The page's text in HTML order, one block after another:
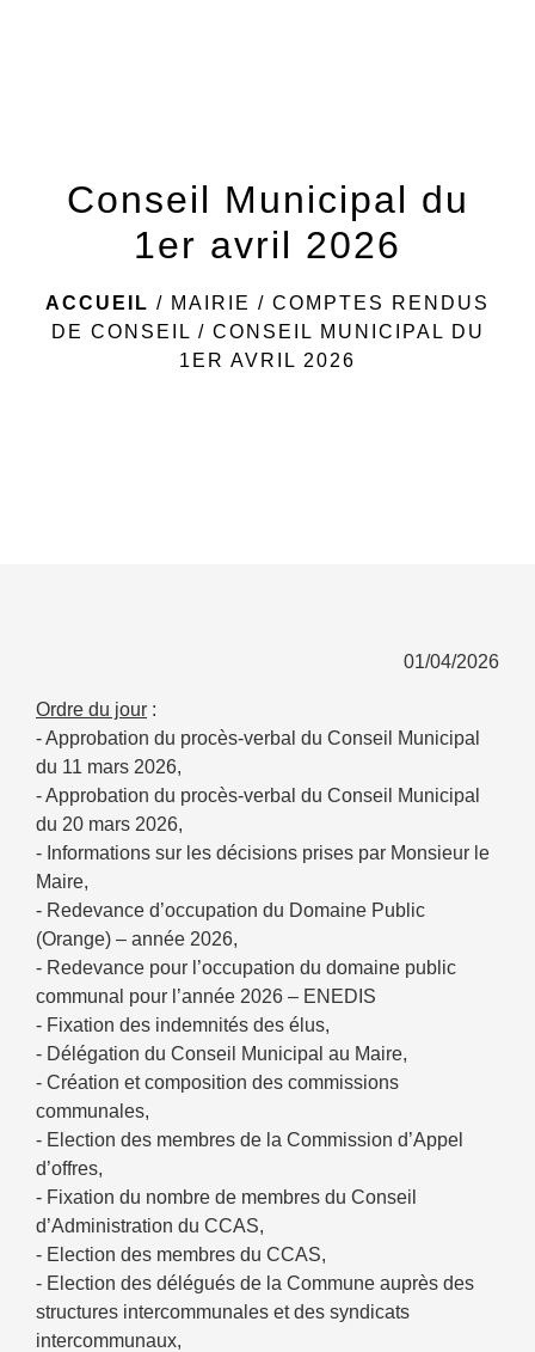
Conseil Municipal du
1er avril 2026
ACCUEIL / MAIRIE / COMPTES RENDUS
DE CONSEIL / CONSEIL MUNICIPAL DU
1ER AVRIL 2026
01/04/2026
Ordre du jour :
- Approbation du procès-verbal du Conseil Municipal
du 11 mars 2026,
- Approbation du procès-verbal du Conseil Municipal
du 20 mars 2026,
- Informations sur les décisions prises par Monsieur le
Maire,
- Redevance d’occupation du Domaine Public
(Orange) – année 2026,
- Redevance pour l’occupation du domaine public
communal pour l’année 2026 – ENEDIS
- Fixation des indemnités des élus,
- Délégation du Conseil Municipal au Maire,
- Création et composition des commissions
communales,
- Election des membres de la Commission d’Appel
d’offres,
- Fixation du nombre de membres du Conseil
d’Administration du CCAS,
- Election des membres du CCAS,
- Election des délégués de la Commune auprès des
structures intercommunales et des syndicats
intercommunaux,